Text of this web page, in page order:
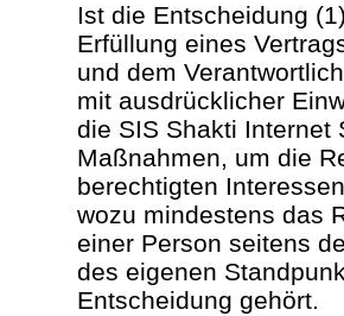
Ist die Entscheidung
Erfüllung eines
und dem
mit ausdrücklicher
die SIS Shakti Internet
Maßnahmen, um die
berechtigten
wozu mindestens das
einer Person seitens
des eigenen
Entscheidung gehört.